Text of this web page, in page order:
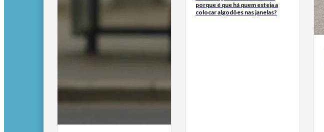
porque é que há quem esteja a
colocar algodões nas janelas?